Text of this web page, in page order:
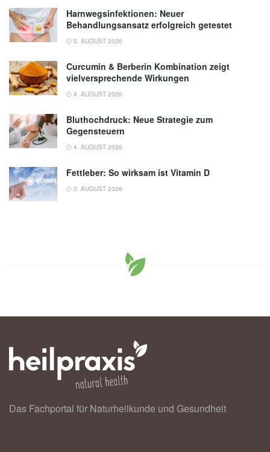
04.06.2024), Cell Metabolism
Harnwegsinfektionen: Neuer
Behandlungsansatz erfolgreich getestet
5. AUGUST 2026
Curcumin & Berberin Kombination zeigt
vielversprechende Wirkungen
4. AUGUST 2026
Bluthochdruck: Neue Strategie zum
Gegensteuern
4. AUGUST 2026
Fettleber: So wirksam ist Vitamin D
3. AUGUST 2026
Das Fachportal für Naturheilkunde und Gesundheit